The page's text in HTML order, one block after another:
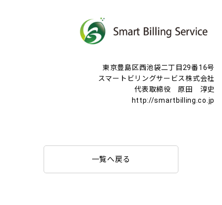
東京豊島区西池袋二丁目29番16号
スマートビリングサービス株式会社
代表取締役 原田 淳史
http://smartbilling.co.jp
一覧へ戻る